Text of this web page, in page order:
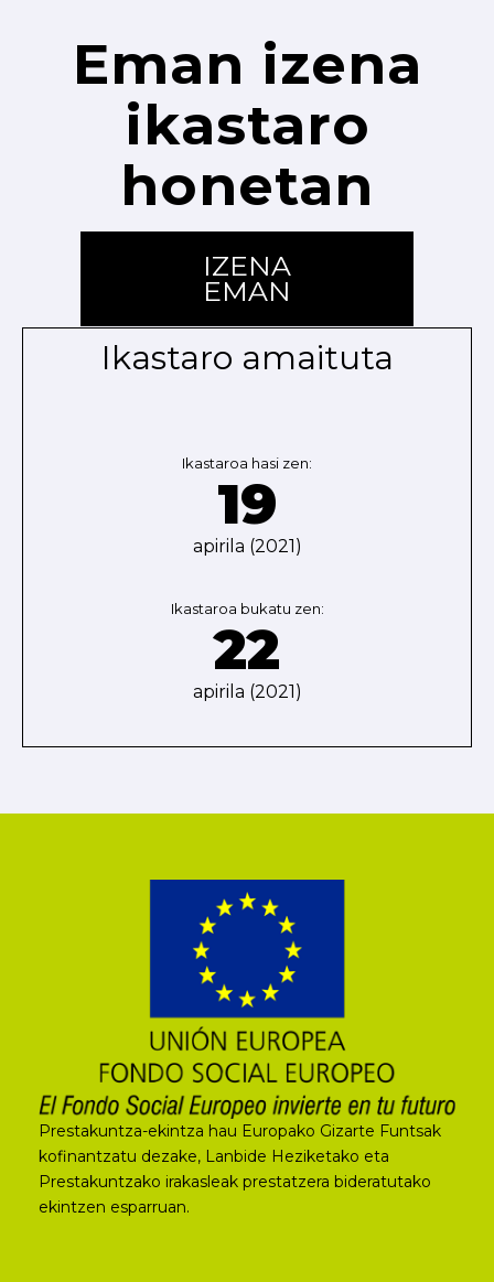
Eman izena
ikastaro
honetan
IZENA
EMAN
Ikastaro amaituta
Ikastaroa hasi zen:
19
apirila (2021)
Ikastaroa bukatu zen:
22
apirila (2021)
Prestakuntza-ekintza hau Europako Gizarte Funtsak
kofinantzatu dezake, Lanbide Heziketako eta
Prestakuntzako irakasleak prestatzera bideratutako
ekintzen esparruan.